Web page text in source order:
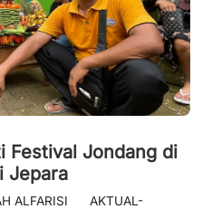
Festival Jondang di
Jepara
ALFARISI AKTUAL-